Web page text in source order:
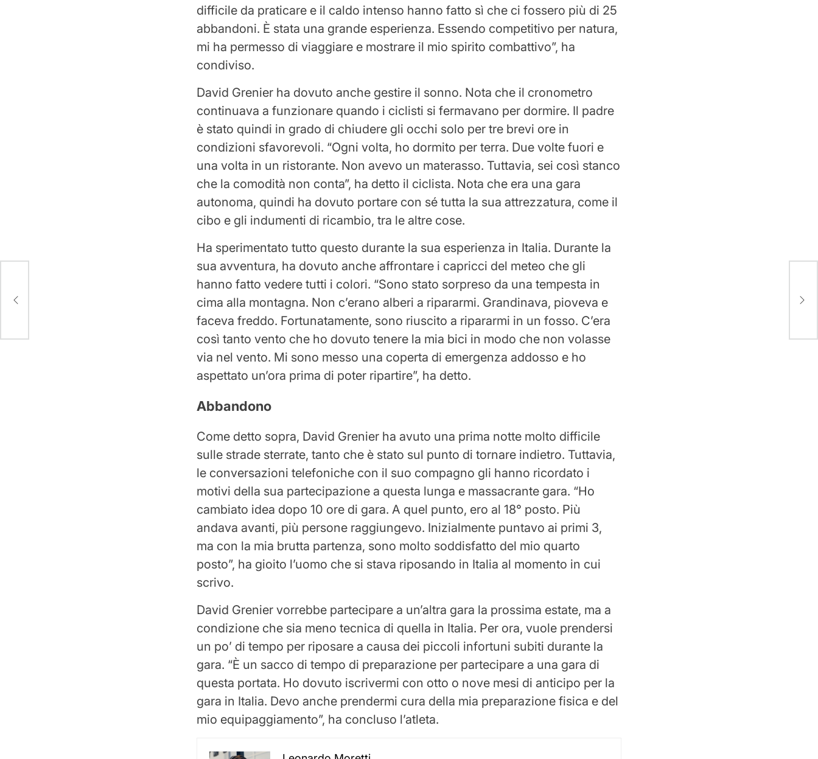
difficile da praticare e il caldo intenso hanno fatto sì che ci fossero più di 25
abbandoni. È stata una grande esperienza. Essendo competitivo per natura,
mi ha permesso di viaggiare e mostrare il mio spirito combattivo”, ha
condiviso.
David Grenier ha dovuto anche gestire il sonno. Nota che il cronometro
continuava a funzionare quando i ciclisti si fermavano per dormire. Il padre
è stato quindi in grado di chiudere gli occhi solo per tre brevi ore in
condizioni sfavorevoli. “Ogni volta, ho dormito per terra. Due volte fuori e
una volta in un ristorante. Non avevo un materasso. Tuttavia, sei così stanco
che la comodità non conta”, ha detto il ciclista. Nota che era una gara
autonoma, quindi ha dovuto portare con sé tutta la sua attrezzatura, come il
cibo e gli indumenti di ricambio, tra le altre cose.
Ha sperimentato tutto questo durante la sua esperienza in Italia. Durante la
sua avventura, ha dovuto anche affrontare i capricci del meteo che gli
hanno fatto vedere tutti i colori. “Sono stato sorpreso da una tempesta in
cima alla montagna. Non c’erano alberi a ripararmi. Grandinava, pioveva e
faceva freddo. Fortunatamente, sono riuscito a ripararmi in un fosso. C’era
così tanto vento che ho dovuto tenere la mia bici in modo che non volasse
via nel vento. Mi sono messo una coperta di emergenza addosso e ho
aspettato un’ora prima di poter ripartire”, ha detto.
Abbandono
Come detto sopra, David Grenier ha avuto una prima notte molto difficile
sulle strade sterrate, tanto che è stato sul punto di tornare indietro. Tuttavia,
le conversazioni telefoniche con il suo compagno gli hanno ricordato i
motivi della sua partecipazione a questa lunga e massacrante gara. “Ho
cambiato idea dopo 10 ore di gara. A quel punto, ero al 18° posto. Più
andava avanti, più persone raggiungevo. Inizialmente puntavo ai primi 3,
ma con la mia brutta partenza, sono molto soddisfatto del mio quarto
posto”, ha gioito l’uomo che si stava riposando in Italia al momento in cui
scrivo.
David Grenier vorrebbe partecipare a un’altra gara la prossima estate, ma a
condizione che sia meno tecnica di quella in Italia. Per ora, vuole prendersi
un po’ di tempo per riposare a causa dei piccoli infortuni subiti durante la
gara. “È un sacco di tempo di preparazione per partecipare a una gara di
questa portata. Ho dovuto iscrivermi con otto o nove mesi di anticipo per la
gara in Italia. Devo anche prendermi cura della mia preparazione fisica e del
mio equipaggiamento”, ha concluso l’atleta.